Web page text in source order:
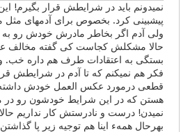
نمیدونم باید در شرایطش قرار بگیرم!
پیشبینی کرد. بخصوص برای آدمهای
ولی آدم اگر بخاطر مادرش خودش رو به
حالا مشکلش کجاست کی گفته مخالف
بستگی به اعتقادات طرف هم داره خب.
فکر هم نمیکنم که تا آدم در شرایطش
قطعی درمورد عکس العمل خودش داشته
هستن که در این شرایط خودشون رو
نمیدن! درست و نادرستش کار نداریم
بهرحال همهء اینا هم توجیه زیر پا